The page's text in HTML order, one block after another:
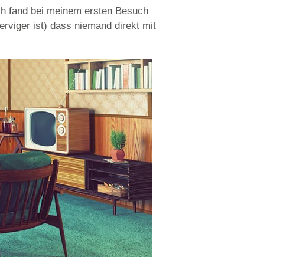
fand bei meinem ersten Besuch
ist) dass niemand direkt mit